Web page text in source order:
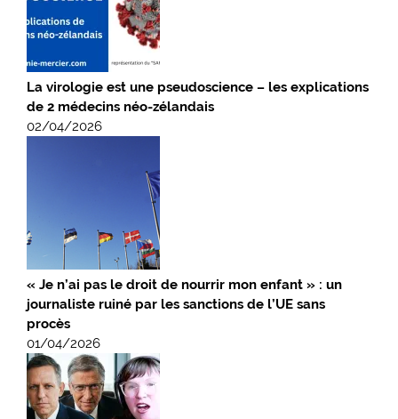
La virologie est une pseudoscience – les explications
de 2 médecins néo-zélandais
02/04/2026
« Je n’ai pas le droit de nourrir mon enfant » : un
journaliste ruiné par les sanctions de l’UE sans
procès
01/04/2026